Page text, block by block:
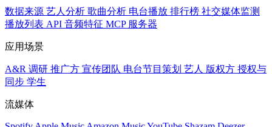
数据来源 艺人分析 歌曲分析 电台播放 排行榜 社交媒体监测
播放列表 API 音频特征 MCP 服务器
应用场景
A&R 调研 推广方 宣传团队 电台节目策划 艺人 版权方 授权与
同步 学生
流媒体